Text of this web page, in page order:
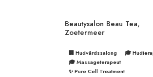
Beautysalon Beau Tea,
Zoetermeer
🏢 Hudvårdssalong
🎓
🎓 Massageterapeut
✨ Pure Cell Treatment